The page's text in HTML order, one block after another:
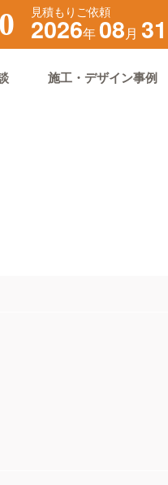
見積もりご依頼
2026年08月 31
施工・デザイン事例